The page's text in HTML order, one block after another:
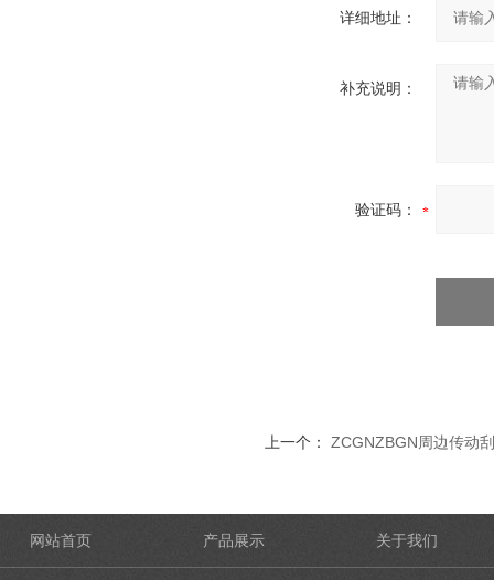
详细地址：
补充说明：
验证码：
上一个： ZCGNZBGN周边传动
网站首页 产品展示 关于我们